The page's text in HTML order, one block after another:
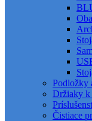
Podložky
Držiaky k
Čistiace